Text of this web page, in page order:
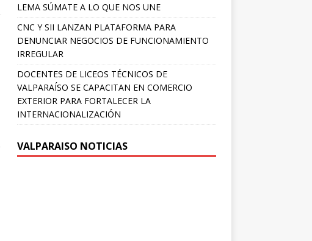
LEMA SÚMATE A LO QUE NOS UNE
CNC Y SII LANZAN PLATAFORMA PARA
DENUNCIAR NEGOCIOS DE FUNCIONAMIENTO
IRREGULAR
DOCENTES DE LICEOS TÉCNICOS DE
VALPARAÍSO SE CAPACITAN EN COMERCIO
EXTERIOR PARA FORTALECER LA
INTERNACIONALIZACIÓN
VALPARAISO NOTICIAS